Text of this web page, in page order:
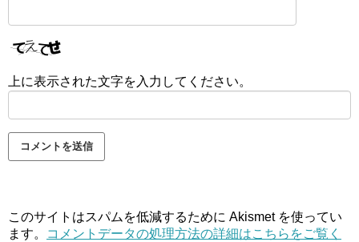
上に表示された文字を入力してください。
このサイトはスパムを低減するために Akismet を使ってい
ます。
コメントデータの処理方法の詳細はこちらをご覧く